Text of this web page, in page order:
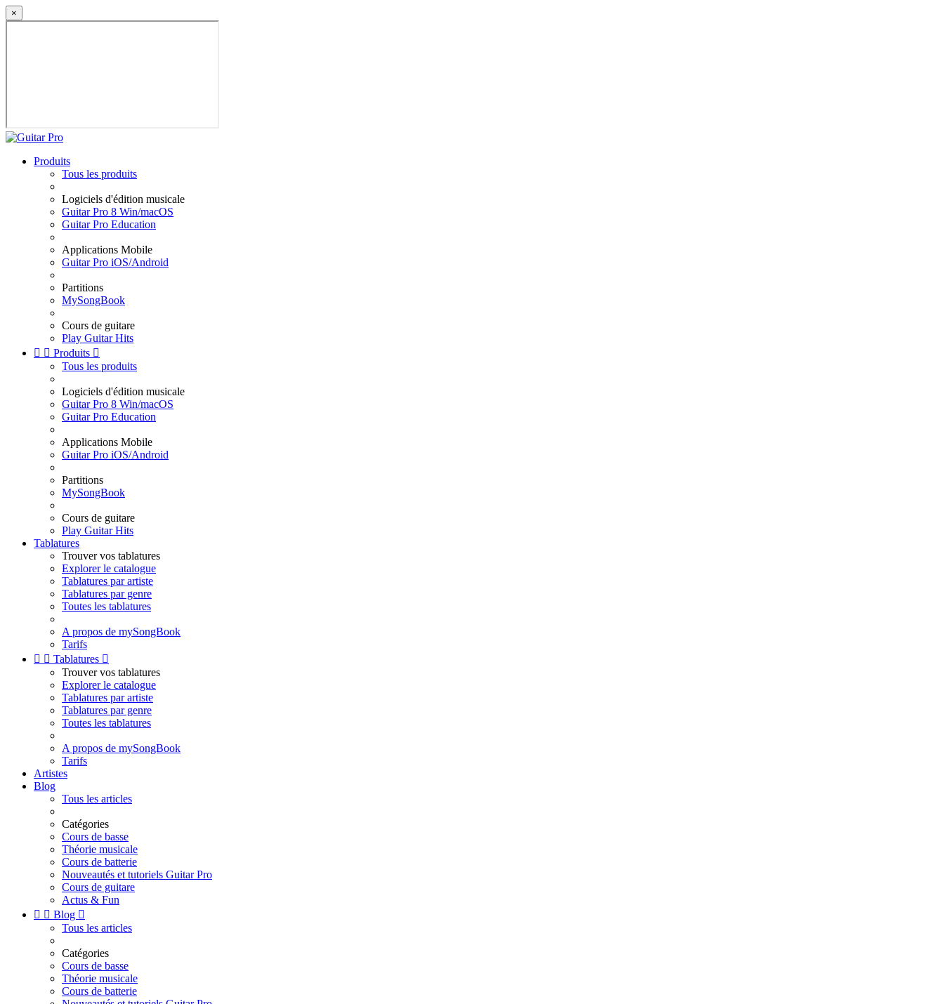
×
Produits
Tous les produits
Logiciels d'édition musicale
Guitar Pro 8 Win/macOS
Guitar Pro Education
Applications Mobile
Guitar Pro iOS/Android
Partitions
MySongBook
Cours de guitare
Play Guitar Hits
  Produits 
Tous les produits
Logiciels d'édition musicale
Guitar Pro 8 Win/macOS
Guitar Pro Education
Applications Mobile
Guitar Pro iOS/Android
Partitions
MySongBook
Cours de guitare
Play Guitar Hits
Tablatures
Trouver vos tablatures
Explorer le catalogue
Tablatures par artiste
Tablatures par genre
Toutes les tablatures
A propos de mySongBook
Tarifs
  Tablatures 
Trouver vos tablatures
Explorer le catalogue
Tablatures par artiste
Tablatures par genre
Toutes les tablatures
A propos de mySongBook
Tarifs
Artistes
Blog
Tous les articles
Catégories
Cours de basse
Théorie musicale
Cours de batterie
Nouveautés et tutoriels Guitar Pro
Cours de guitare
Actus & Fun
  Blog 
Tous les articles
Catégories
Cours de basse
Théorie musicale
Cours de batterie